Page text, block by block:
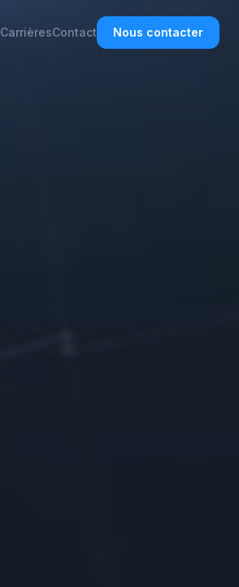
CarrièresContact Nous contacter